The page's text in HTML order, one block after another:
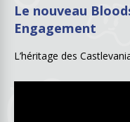
Le nouveau
Engagement
L’héritage des